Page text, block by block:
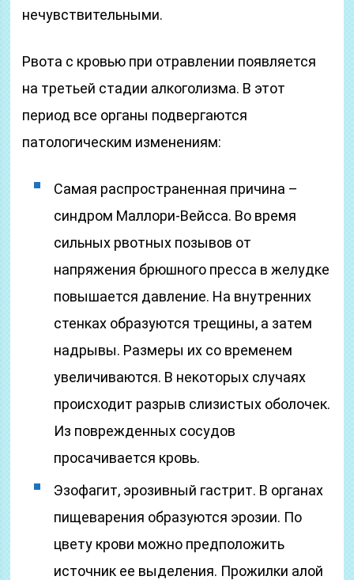
нечувствительными.
Рвота с кровью при отравлении появляется
на третьей стадии алкоголизма. В этот
период все органы подвергаются
патологическим изменениям:
Самая распространенная причина –
синдром Маллори-Вейсса. Во время
сильных рвотных позывов от
напряжения брюшного пресса в желудке
повышается давление. На внутренних
стенках образуются трещины, а затем
надрывы. Размеры их со временем
увеличиваются. В некоторых случаях
происходит разрыв слизистых оболочек.
Из поврежденных сосудов
просачивается кровь.
Эзофагит, эрозивный гастрит. В органах
пищеварения образуются эрозии. По
цвету крови можно предположить
источник ее выделения. Прожилки алой